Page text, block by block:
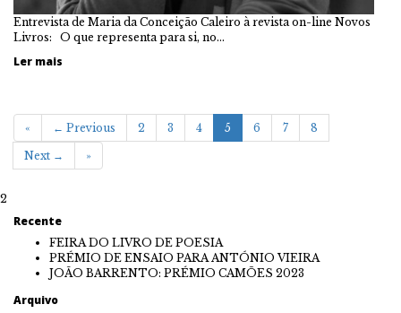
Entrevista de Maria da Conceição Caleiro à revista on-line Novos
Livros: O que representa para si, no…
Ler mais
« ← Previous 2 3 4 5 6 7 8
Next → »
2
Recente
FEIRA DO LIVRO DE POESIA
PRÉMIO DE ENSAIO PARA ANTÓNIO VIEIRA
JOÃO BARRENTO: PRÉMIO CAMÕES 2023
Arquivo